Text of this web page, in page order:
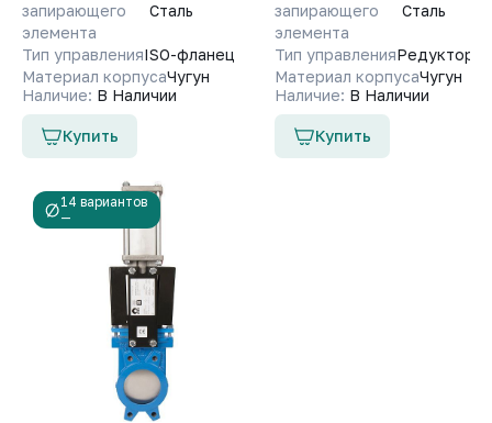
запирающего
элемента
Сталь
Тип управленияISO-фланец
Материал корпусаЧугун
Наличие: В Наличии
Купить
запирающего
элемента
Сталь
Тип управленияРедуктор
Материал корпусаЧугун
Наличие: В Наличии
Купить
14 вариантов
—